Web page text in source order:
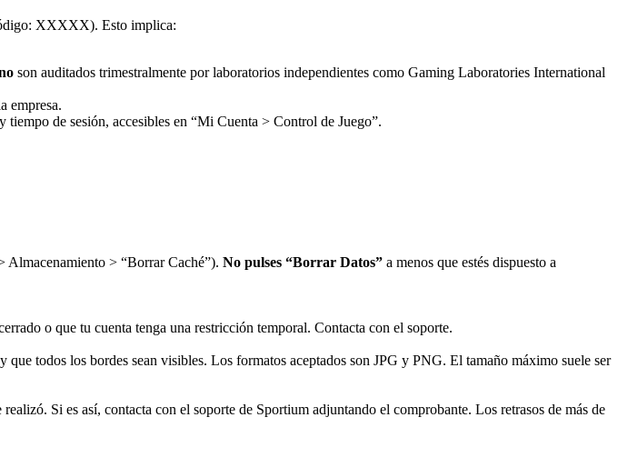
XXXXX). Esto implica:
son auditados trimestralmente por laboratorios independientes como Gaming Laboratories International
empresa.
de sesión, accesibles en “Mi Cuenta > Control de Juego”.
> “Borrar Caché”). No pulses “Borrar Datos” a menos que estés dispuesto a
o que tu cuenta tenga una restricción temporal. Contacta con el soporte.
todos los bordes sean visibles. Los formatos aceptados son JPG y PNG. El tamaño máximo suele ser
Si es así, contacta con el soporte de Sportium adjuntando el comprobante. Los retrasos de más de